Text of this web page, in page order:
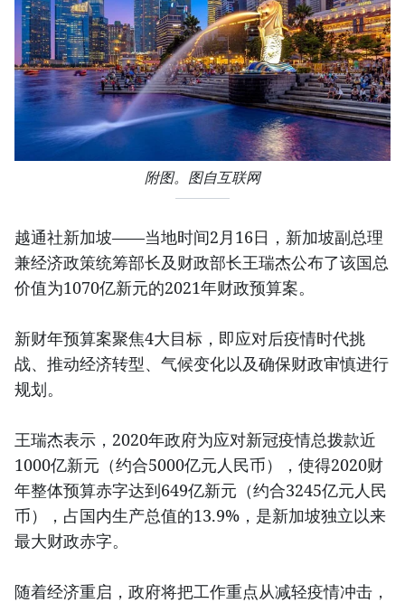
附图。图自互联网
越通社新加坡——当地时间2月16日，新加坡副总理
兼经济政策统筹部长及财政部长王瑞杰公布了该国总
价值为1070亿新元的2021年财政预算案。
新财年预算案聚焦4大目标，即应对后疫情时代挑
战、推动经济转型、气候变化以及确保财政审慎进行
规划。
王瑞杰表示，2020年政府为应对新冠疫情总拨款近
1000亿新元（约合5000亿元人民币），使得2020财
年整体预算赤字达到649亿新元（约合3245亿元人民
币），占国内生产总值的13.9%，是新加坡独立以来
最大财政赤字。
随着经济重启，政府将把工作重点从减轻疫情冲击，